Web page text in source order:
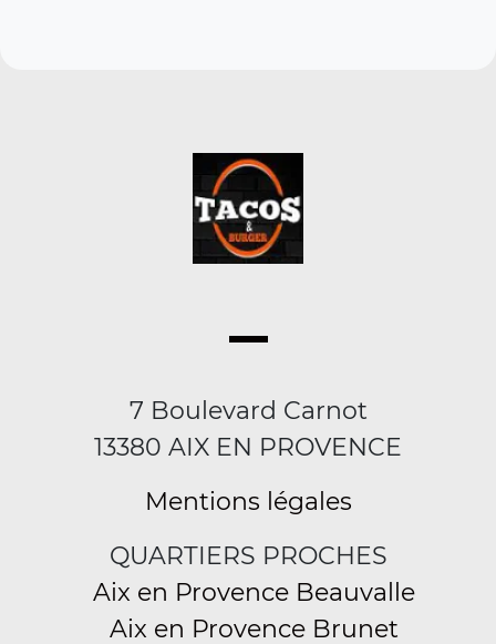
7 Boulevard Carnot
13380 AIX EN PROVENCE
Mentions légales
QUARTIERS PROCHES
Aix en Provence Beauvalle
Aix en Provence Brunet